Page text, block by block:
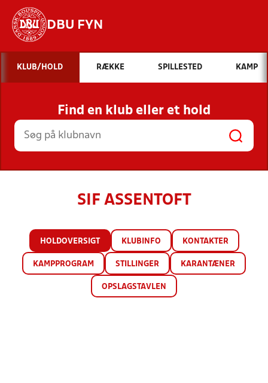
DBU FYN
Hvad vil du søge efter?
INDHOLD OG NYHEDER
STILLINGER, RESULTATER, KLUBBER OG
HOLD
KLUB/HOLD RÆKKE SPILLESTED KAMP
Find en klub eller et hold
SIF ASSENTOFT
HOLDOVERSIGT KLUBINFO KONTAKTER
KAMPPROGRAM STILLINGER KARANTÆNER
OPSLAGSTAVLEN